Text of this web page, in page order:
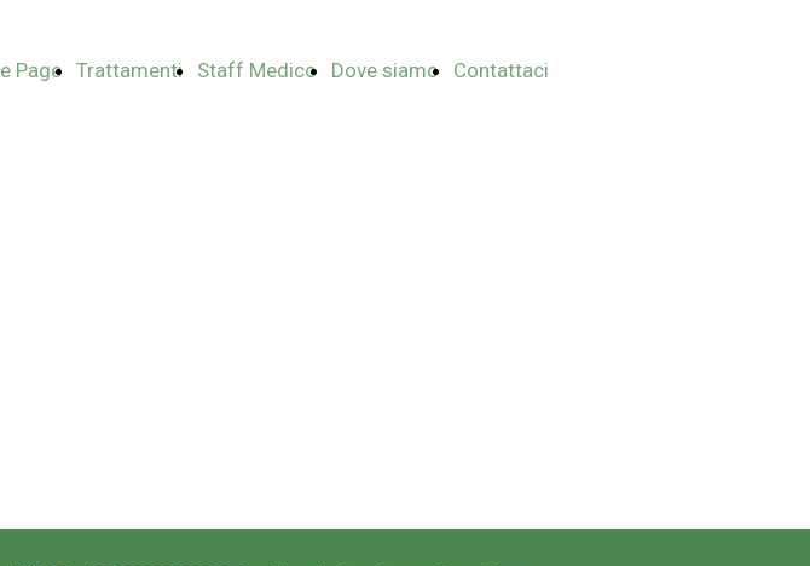
Page Trattamenti Staff Medico Dove siamo Contattaci